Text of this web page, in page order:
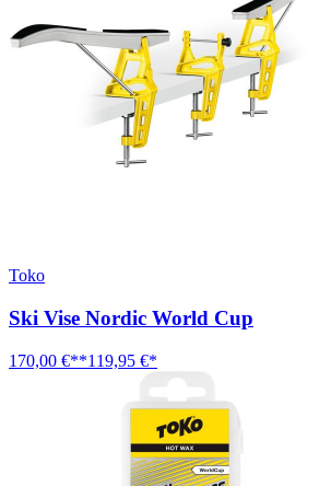
Toko
Ski Vise Nordic World Cup
170,00 €**119,95 €*